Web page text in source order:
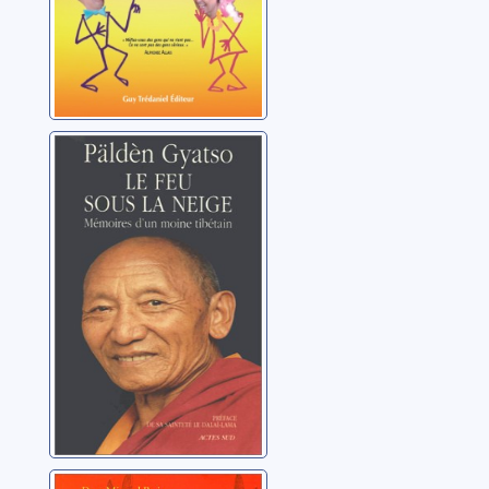
Le feu sous la
neige: mémoires
d'un moine
tibétain
Gyatso, Päldèn